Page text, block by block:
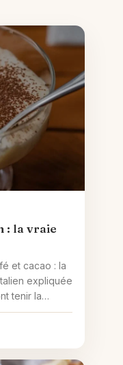
: la vraie
et cacao : la
expliquée
tenir la